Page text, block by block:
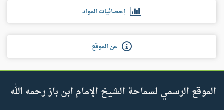
إحصائيات المواد
عن الموقع
الموقع الرسمي لسماحة الشيخ الإمام ابن باز رحمه الله